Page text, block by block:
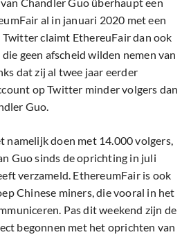
al in januari 2020 met een
claimt EthereuFair dan ook
geen afscheid wilden nemen van
dat zij al twee jaar eerder
op Twitter minder volgers dan
Guo.
namelijk doen met 14.000 volgers,
Guo sinds de oprichting in juli
verzameld. EthereumFair is ook
Chinese miners, die vooral in het
Pas dit weekend zijn de
begonnen met het oprichten van